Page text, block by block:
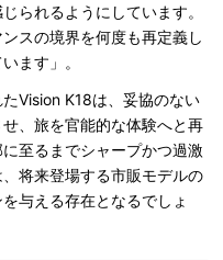
られるようにしています。
スの境界を何度も再定義し
ます」。
Vision K18は、妥協のない
、旅を官能的な体験へと再
至るまでシャープかつ過激
将来登場する市販モデルの
与える存在となるでしょ